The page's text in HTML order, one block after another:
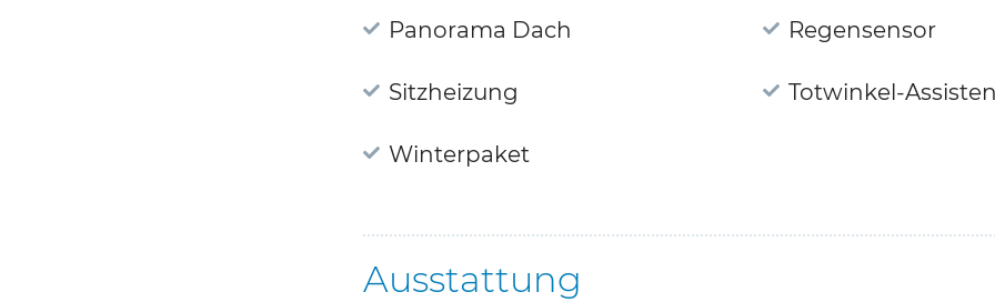
Panorama Dach Regensensor
Sitzheizung Totwinkel-
Winterpaket
Ausstattung